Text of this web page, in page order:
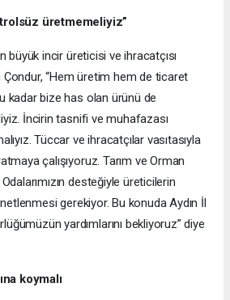
üretmemeliyiz”
büyük incir üreticisi ve ihracatçısı
“Hem üretim hem de ticaret
kadar bize has olan ürünü de
İncirin tasnifi ve muhafazası
Tüccar ve ihracatçılar vasıtasıyla
çalışıyoruz. Tarım ve Orman
desteğiyle üreticilerin
gerekiyor. Bu konuda Aydın İl
yardımlarını bekliyoruz” diye
koymalı